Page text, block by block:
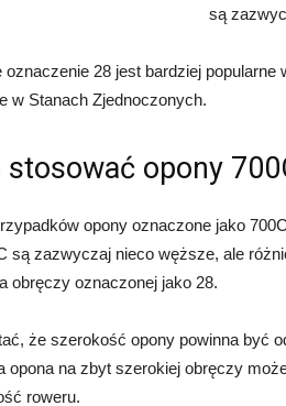
są
28 jest bardziej
w Stanach Zjednoczonych.
stosować opony
opony oznaczone jako
są zazwyczaj nieco węższe, ale
obręczy oznaczonej jako 28.
że szerokość opony powinna być
opona na zbyt szerokiej obręczy
roweru.